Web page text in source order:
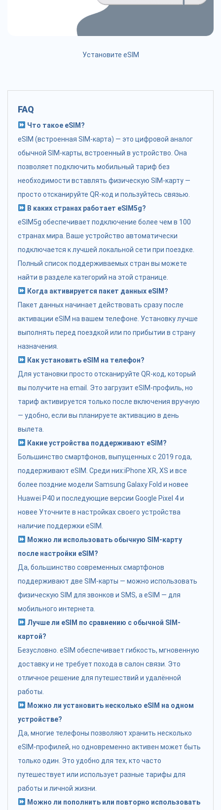
Установите eSIM
FAQ
Что такое eSIM?
eSIM (встроенная SIM-карта) — это цифровой аналог
обычной SIM-карты, встроенный в устройство. Она
позволяет подключить мобильный тариф без
необходимости вставлять физическую SIM-карту —
просто отсканируйте QR-код и пользуйтесь связью.
В каких странах работает eSIM5g?
eSIM5g обеспечивает подключение более чем в 100
странах мира. Ваше устройство автоматически
подключается к лучшей локальной сети при поездке.
Полный список поддерживаемых стран вы можете
найти в разделе категорий на этой странице.
Когда активируется пакет данных eSIM?
Пакет данных начинает действовать сразу после
активации eSIM на вашем телефоне. Установку лучше
выполнять перед поездкой или по прибытии в страну
назначения.
Как установить eSIM на телефон?
Для установки просто отсканируйте QR-код, который
вы получите на email. Это загрузит eSIM-профиль, но
тариф активируется только после включения вручную
— удобно, если вы планируете активацию в день
вылета.
Какие устройства поддерживают eSIM?
Большинство смартфонов, выпущенных с 2019 года,
поддерживают eSIM. Среди них:iPhone XR, XS и все
более поздние модели Samsung Galaxy Fold и новее
Huawei P40 и последующие версии Google Pixel 4 и
новее Уточните в настройках своего устройства
наличие поддержки eSIM.
Можно ли использовать обычную SIM-карту
после настройки eSIM?
Да, большинство современных смартфонов
поддерживают две SIM-карты — можно использовать
физическую SIM для звонков и SMS, а eSIM — для
мобильного интернета.
Лучше ли eSIM по сравнению с обычной SIM-
картой?
Безусловно. eSIM обеспечивает гибкость, мгновенную
доставку и не требует похода в салон связи. Это
отличное решение для путешествий и удалённой
работы.
Можно ли установить несколько eSIM на одном
устройстве?
Да, многие телефоны позволяют хранить несколько
eSIM-профилей, но одновременно активен может быть
только один. Это удобно для тех, кто часто
путешествует или использует разные тарифы для
работы и личной жизни.
Можно ли пополнить или повторно использовать